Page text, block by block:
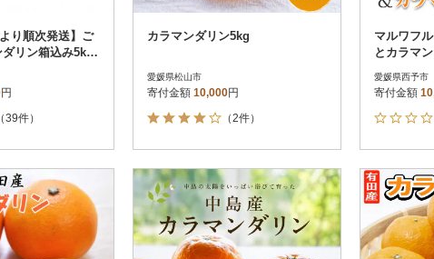
easy決済)
結果を見る（
り順次発送】ご
リン箱込み5kg
円
（39件）
カラマンダリン5kg
愛媛県松山市
寄付金額 10,000円
（2件）
マルワフ
とカラマ
ット
愛媛県西予市
寄付金額